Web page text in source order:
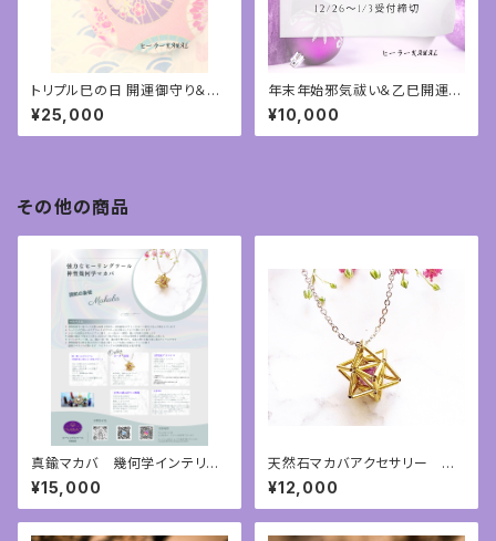
トリプル巳の日 開運御守り＆弁
財天.大物主神.金山姫ヒーリン
グ③
¥25,000
年末年始邪気祓い＆乙巳開運遠
隔ヒーリング①
¥10,000
その他の商品
真鍮マカバ 幾何学インテリア
神聖幾何学
¥15,000
天然石マカバアクセサリー 神
聖幾何学アクセサリー
¥12,000